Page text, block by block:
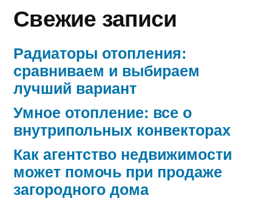
Свежие записи
Радиаторы отопления:
сравниваем и выбираем
лучший вариант
Умное отопление: все о
внутрипольных конвекторах
Как агентство недвижимости
может помочь при продаже
загородного дома